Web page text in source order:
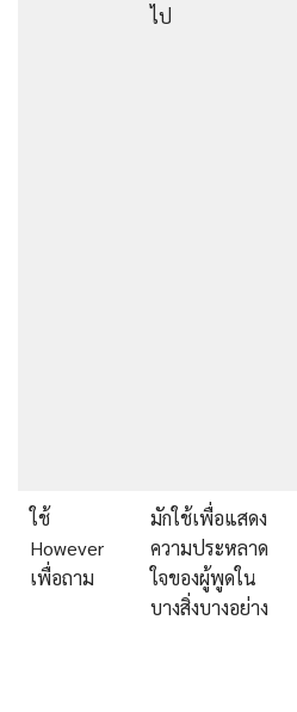
ไป
ใช้
However
เพื่อถาม
มักใช้เพื่อแสดง
ความประหลาด
ใจของผู้พูดใน
บางสิ่งบางอย่าง